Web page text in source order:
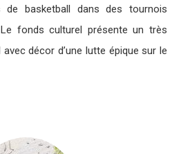
de basketball dans des tournois
fonds culturel présente un très
décor d’une lutte épique sur le